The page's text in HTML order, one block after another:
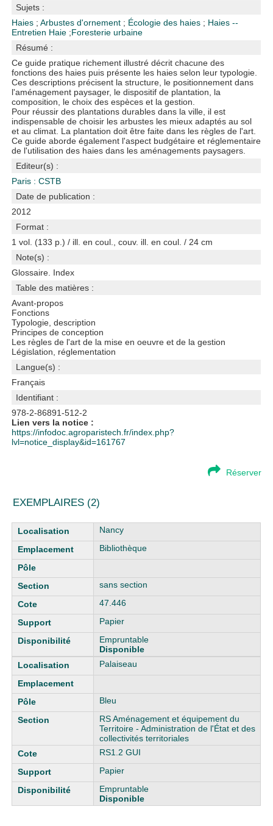
Sujets :
Haies ;Arbustes d'ornement ; Écologie des haies ; Haies --
Entretien Haie ;Foresterie urbaine
Résumé :
Ce guide pratique richement illustré décrit chacune des
fonctions des haies puis présente les haies selon leur typologie.
Ces descriptions précisent la structure, le positionnement dans
l'aménagement paysager, le dispositif de plantation, la
composition, le choix des espèces et la gestion.
Pour réussir des plantations durables dans la ville, il est
indispensable de choisir les arbustes les mieux adaptés au sol
et au climat. La plantation doit être faite dans les règles de l'art.
Ce guide aborde également l'aspect budgétaire et réglementaire
de l'utilisation des haies dans les aménagements paysagers.
Editeur(s) :
Paris : CSTB
Date de publication :
2012
Format :
1 vol. (133 p.) / ill. en coul., couv. ill. en coul. / 24 cm
Note(s) :
Glossaire. Index
Table des matières :
Avant-propos
Fonctions
Typologie, description
Principes de conception
Les règles de l'art de la mise en oeuvre et de la gestion
Législation, réglementation
Langue(s) :
Français
Identifiant :
978-2-86891-512-2
Lien vers la notice :
https://infodoc.agroparistech.fr/index.php?
lvl=notice_display&id=161767
Réserver
EXEMPLAIRES (2)
Liste des exemplaires
Nancy
Bibliothèque
sans section
47.446
Papier
Empruntable
Disponible
Palaiseau
Bleu
RS Aménagement et équipement du
Territoire - Administration de l'État et des
collectivités territoriales
RS1.2 GUI
Papier
Empruntable
Disponible